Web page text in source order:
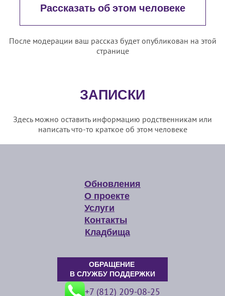
Рассказать об этом человеке
После модерации ваш рассказ будет опубликован на этой
странице
ЗАПИСКИ
Здесь можно оставить информацию родственникам или
написать что-то краткое об этом человеке
Обновления
О проекте
Услуги
Контакты
Кладбища
ОБРАЩЕНИЕ
В СЛУЖБУ ПОДДЕРЖКИ
+7 (812) 209-08-25